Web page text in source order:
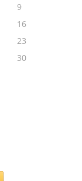
9
16
23
30